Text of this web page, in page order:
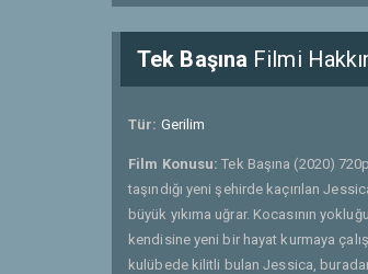
Tek Başına Filmi
Tür: Gerilim
Film Konusu:Tek Başına (2020)
taşındığı yeni şehirde kaçırılan
büyük yıkıma uğrar. Kocasının
kendisine yeni bir hayat kurmaya
kulübede kilitli bulan Jessica,